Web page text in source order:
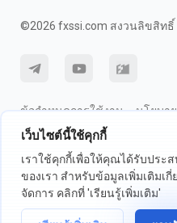
เว็บไซต์นี้ใช้คุกกี้
เราใช้คุกกี้เพื่อให้คุณได้รับปร
ของเรา สำหรับข้อมูลเพิ่มเติมเ
จัดการ คลิกที่ 'เรียนรู้เพิ่มเติม'
©2026 fxssi.com สงวนลิขสิทธิ์
ข้อกำหนดการใช้งาน
นโยบา
การเปิดเผยความเสี่ยง
เว็บไซต์ดำเนินการโดย FXSSI LTD ห